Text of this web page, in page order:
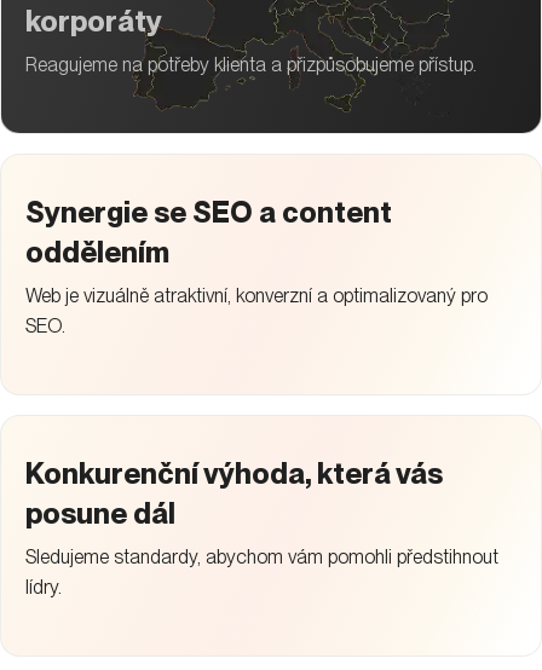
korporáty
Reagujeme na potřeby klienta a přizpůsobujeme přístup.
Synergie se SEO a content
oddělením
Web je vizuálně atraktivní, konverzní a optimalizovaný pro
SEO.
Konkurenční výhoda, která vás
posune dál
Sledujeme standardy, abychom vám pomohli předstihnout
lídry.